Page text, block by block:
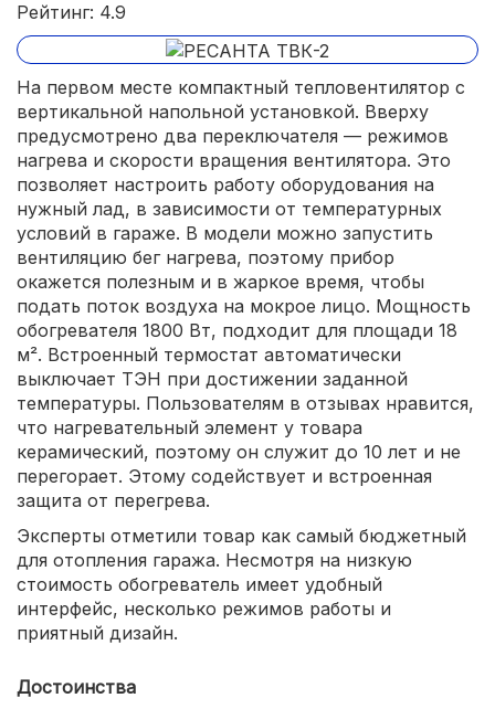
Рейтинг: 4.9
На первом месте компактный тепловентилятор с
вертикальной напольной установкой. Вверху
предусмотрено два переключателя — режимов
нагрева и скорости вращения вентилятора. Это
позволяет настроить работу оборудования на
нужный лад, в зависимости от температурных
условий в гараже. В модели можно запустить
вентиляцию бег нагрева, поэтому прибор
окажется полезным и в жаркое время, чтобы
подать поток воздуха на мокрое лицо. Мощность
обогревателя 1800 Вт, подходит для площади 18
м². Встроенный термостат автоматически
выключает ТЭН при достижении заданной
температуры. Пользователям в отзывах нравится,
что нагревательный элемент у товара
керамический, поэтому он служит до 10 лет и не
перегорает. Этому содействует и встроенная
защита от перегрева.
Эксперты отметили товар как самый бюджетный
для отопления гаража. Несмотря на низкую
стоимость обогреватель имеет удобный
интерфейс, несколько режимов работы и
приятный дизайн.
Достоинства